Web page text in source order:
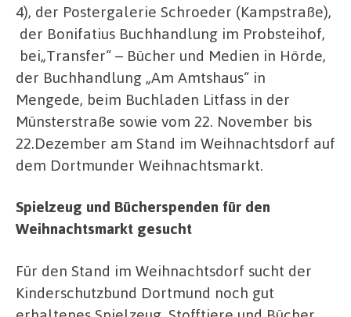
4), der Postergalerie Schroeder (Kampstraße),
der Bonifatius Buchhandlung im Probsteihof,
bei„Transfer“ – Bücher und Medien in Hörde,
der Buchhandlung „Am Amtshaus“ in
Mengede, beim Buchladen Litfass in der
Münsterstraße sowie vom 22. November bis
22.Dezember am Stand im Weihnachtsdorf auf
dem Dortmunder Weihnachtsmarkt.
Spielzeug und Bücherspenden für den
Weihnachtsmarkt gesucht
Für den Stand im Weihnachtsdorf sucht der
Kinderschutzbund Dortmund noch gut